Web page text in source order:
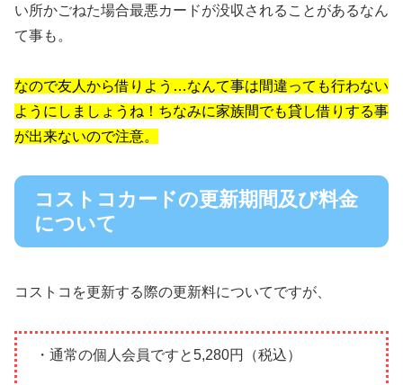
い所かごねた場合最悪カードが没収されることがあるなん
て事も。
なので友人から借りよう…なんて事は間違っても行わない
ようにしましょうね！ちなみに家族間でも貸し借りする事
が出来ないので注意。
コストコカードの更新期間及び料金
について
コストコを更新する際の更新料についてですが、
・通常の個人会員ですと5,280円（税込）